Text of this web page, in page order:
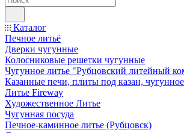
Каталог
Печное литьё
Дверки чугунные
Колосниковые решетки чугунные
Чугунное литье "Рубцовский литейный
Казанные печи, плиты под казан,
Литье Fireway
Художественное Литье
Чугунная посуда
Печное-каминное литье (Рубцовск)